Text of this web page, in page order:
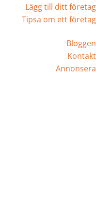
Lägg till ditt företag
Tipsa om ett företag
Bloggen
Kontakt
Annonsera